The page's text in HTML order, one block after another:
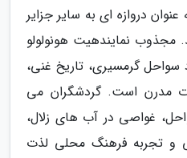
دروازه ای به سایر جزایر
مجذوب نمایندهیت هونولولو
سواحل گرمسیری، تاریخ غنی،
مدرن است. گردشگران می
غواصی در آب های زلال،
و تجربه فرهنگ محلی لذت